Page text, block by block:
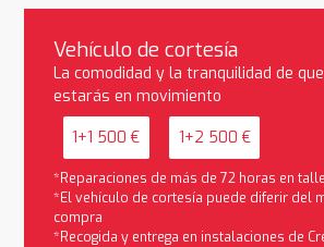
Vehículo de cortesía
La comodidad y la tranquilidad de
estarás en movimiento
1+1 500 € 1+2 500 €
*Reparaciones de más de 72 horas en
*El vehículo de cortesía puede diferir del
compra
*Recogida y entrega en instalaciones de